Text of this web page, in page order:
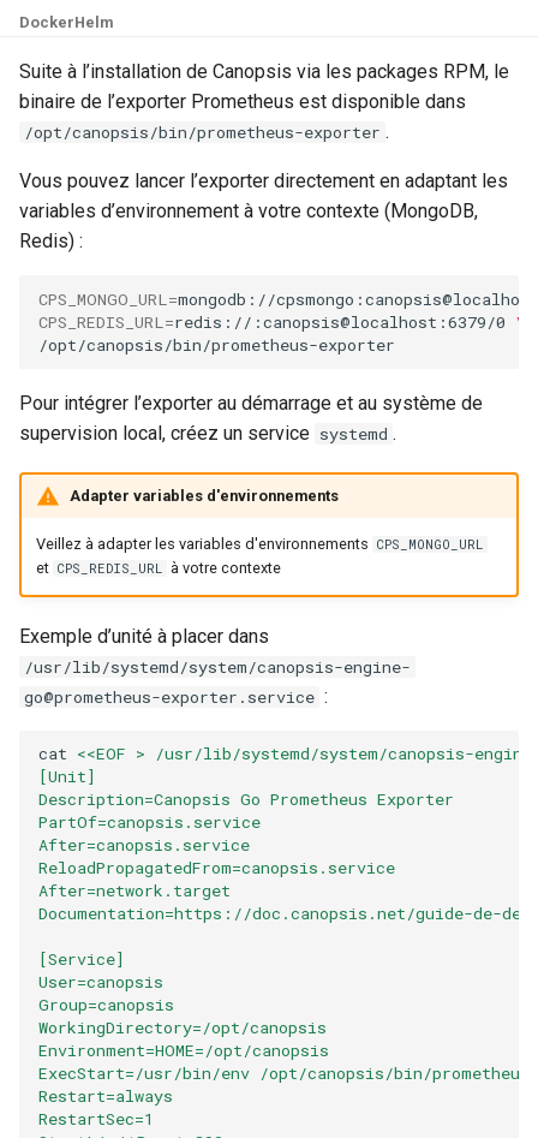
DockerHelm
Suite à l’installation de Canopsis via les packages RPM, le
binaire de l’exporter Prometheus est disponible dans
/opt/canopsis/bin/prometheus-exporter .
Vous pouvez lancer l’exporter directement en adaptant les
variables d’environnement à votre contexte (MongoDB,
Redis) :
CPS_MONGO_URL =mongodb://
CPS_REDIS_URL =redis://:canopsis@localhost:6379/0 \
Pour intégrer l’exporter au démarrage et au système de
supervision local, créez un service systemd .
Adapter variables d'environnements
Veillez à adapter les variables d'environnements CPS_MONGO_URL
et CPS_REDIS_URL à votre contexte
Exemple d’unité à placer dans
/usr/lib/systemd/system/canopsis-engine-
go@prometheus-exporter.service :
cat <<EOF > /usr/lib/systemd/system/canopsis-
[Unit]
Description=Canopsis Go Prometheus Exporter
PartOf=canopsis.service
After=canopsis.service
ReloadPropagatedFrom=canopsis.service
After=network.target
Documentation=https://doc.canopsis.net/guide-de-
[Service]
User=canopsis
Group=canopsis
WorkingDirectory=/opt/canopsis
Environment=HOME=/opt/canopsis
ExecStart=/usr/bin/env /opt/canopsis/bin/
Restart=always
RestartSec=1